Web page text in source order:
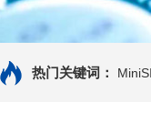
热门关键词：